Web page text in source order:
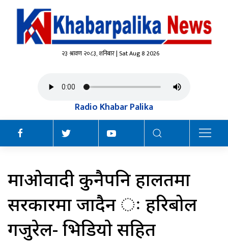
२३ श्रावण २०८३, शनिबार | Sat Aug 8 2026
Radio Khabar Palika
माओवादी कुनैपनि हालतमा
सरकारमा जादैन ः हरिबोल
गजुरेल- भिडियाे सहित